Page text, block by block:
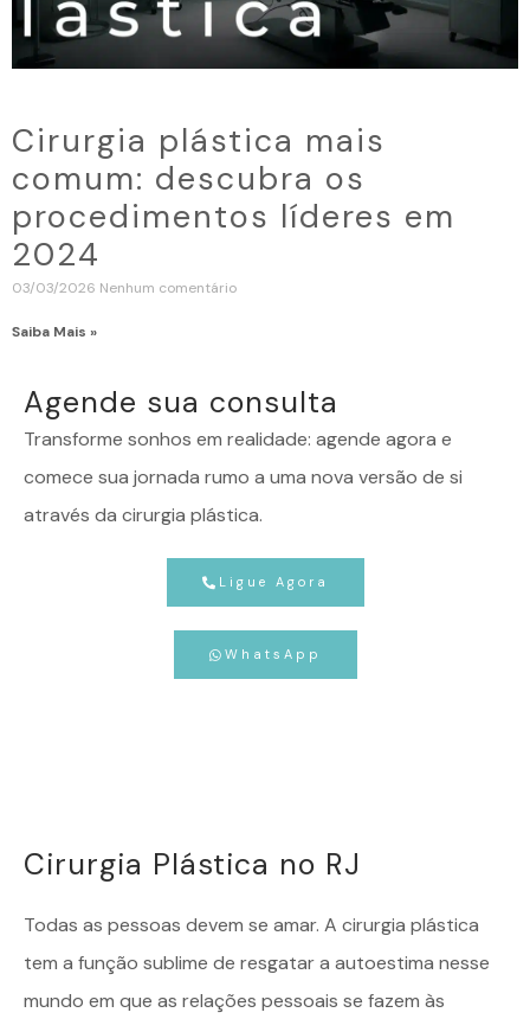
Cirurgia plástica mais
comum: descubra os
procedimentos líderes em
2024
03/03/2026 Nenhum comentário
Saiba Mais »
Agende sua consulta
Transforme sonhos em realidade: agende agora e
comece sua jornada rumo a uma nova versão de si
através da cirurgia plástica.
Ligue Agora
WhatsApp
Cirurgia Plástica no RJ
Todas as pessoas devem se amar. A cirurgia plástica
tem a função sublime de resgatar a autoestima nesse
mundo em que as relações pessoais se fazem às